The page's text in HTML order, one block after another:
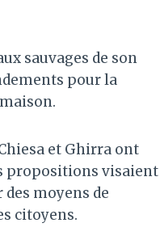
sauvages de son
pour la
et Ghirra ont
propositions visaient
moyens de
citoyens.